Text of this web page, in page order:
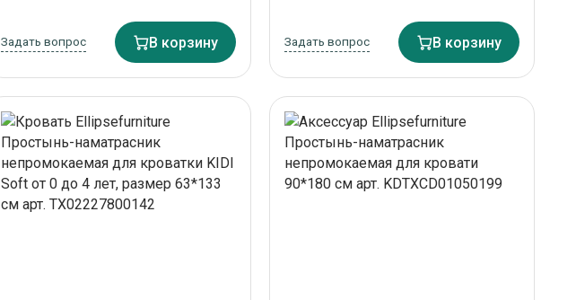
Задать вопрос В корзину Задать вопрос В корзину